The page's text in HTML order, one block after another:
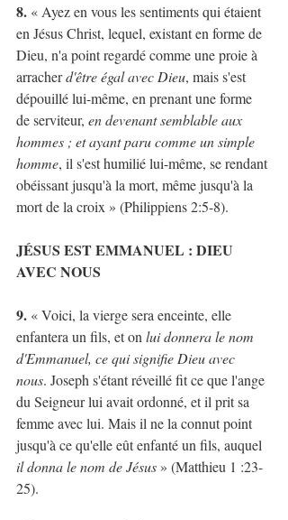
8. « Ayez en vous les sentiments qui étaient
en Jésus Christ, lequel, existant en forme de
Dieu, n'a point regardé comme une proie à
arracher d'être égal avec Dieu, mais s'est
dépouillé lui-même, en prenant une forme
de serviteur, en devenant semblable aux
hommes ; et ayant paru comme un simple
homme, il s'est humilié lui-même, se rendant
obéissant jusqu'à la mort, même jusqu'à la
mort de la croix » (Philippiens 2:5-8).
JÉSUS EST EMMANUEL : DIEU
AVEC NOUS
9. « Voici, la vierge sera enceinte, elle
enfantera un fils, et on lui donnera le nom
d'Emmanuel, ce qui signifie Dieu avec
nous. Joseph s'étant réveillé fit ce que l'ange
du Seigneur lui avait ordonné, et il prit sa
femme avec lui. Mais il ne la connut point
jusqu'à ce qu'elle eût enfanté un fils, auquel
il donna le nom de Jésus » (Matthieu 1 :23-
25).